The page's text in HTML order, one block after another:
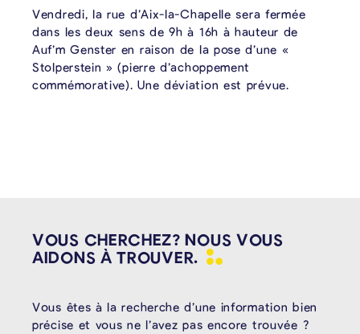
Vendredi, la rue d’Aix-la-Chapelle sera fermée
dans les deux sens de 9h à 16h à hauteur de
Auf’m Genster en raison de la pose d’une «
Stolperstein » (pierre d’achoppement
commémorative). Une déviation est prévue.
VOUS CHERCHEZ? NOUS VOUS
AIDONS ÀTROUVER.
Vous êtes à la recherche d’une information bien
précise et vous ne l’avez pas encore trouvée ?